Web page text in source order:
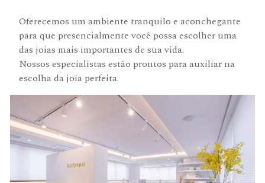
Oferecemos um ambiente tranquilo e aconchegante
para que presencialmente você possa escolher uma
das joias mais importantes de sua vida.
Nossos especialistas estão prontos para auxiliar na
escolha da joia perfeita.